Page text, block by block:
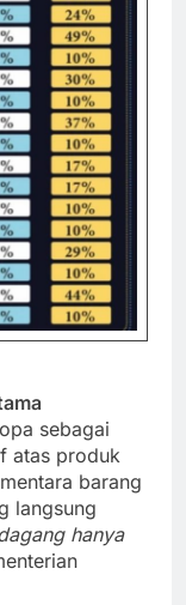
sebagai
atas produk
barang
langsung
hanya